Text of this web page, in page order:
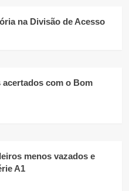
na Divisão de Acesso
com o Bom
menos vazados e
A1